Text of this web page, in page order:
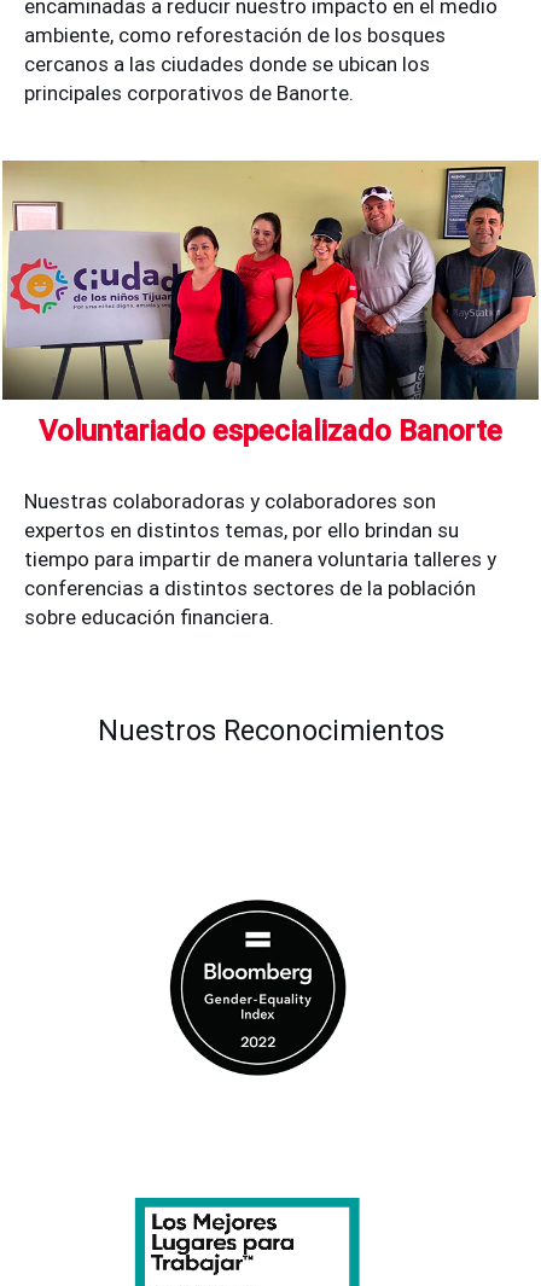
encaminadas a reducir nuestro impacto en el medio
ambiente, como reforestación de los bosques
cercanos a las ciudades donde se ubican los
principales corporativos de Banorte.
Voluntariado especializado Banorte
Nuestras colaboradoras y colaboradores son
expertos en distintos temas, por ello brindan su
tiempo para impartir de manera voluntaria talleres y
conferencias a distintos sectores de la población
sobre educación financiera.
Nuestros Reconocimientos